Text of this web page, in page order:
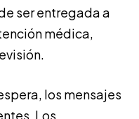
ser entregada a
médica,
los mensajes
Los